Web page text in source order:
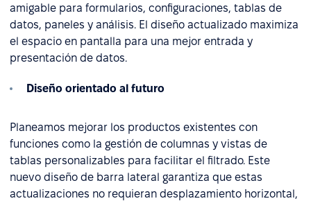
amigable para formularios, configuraciones, tablas de
datos, paneles y análisis. El diseño actualizado maximiza
el espacio en pantalla para una mejor entrada y
presentación de datos.
Diseño orientado al futuro
Planeamos mejorar los productos existentes con
funciones como la gestión de columnas y vistas de
tablas personalizables para facilitar el filtrado. Este
nuevo diseño de barra lateral garantiza que estas
actualizaciones no requieran desplazamiento horizontal,